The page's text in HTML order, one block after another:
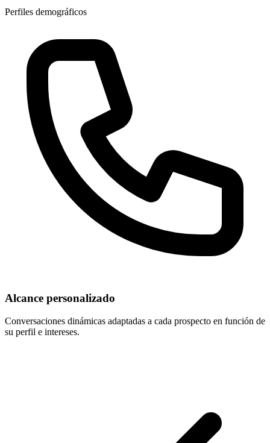
Perfiles demográficos
Alcance personalizado
Conversaciones dinámicas adaptadas a cada prospecto en función de
su perfil e intereses.